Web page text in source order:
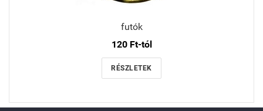
futók
120 Ft-tól
RÉSZLETEK